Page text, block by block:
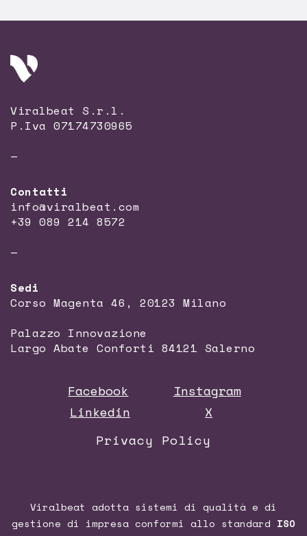
Viralbeat S.r.l.
P.Iva 07174730965
—
Contatti
info@viralbeat.com
+39 089 214 8572
—
Sedi
Corso Magenta 46, 20123 Milano
Palazzo Innovazione
Largo Abate Conforti 84121 Salerno
Facebook
Instagram
Linkedin
X
Privacy Policy
Viralbeat adotta sistemi di qualità e di
gestione di impresa conformi allo standard ISO